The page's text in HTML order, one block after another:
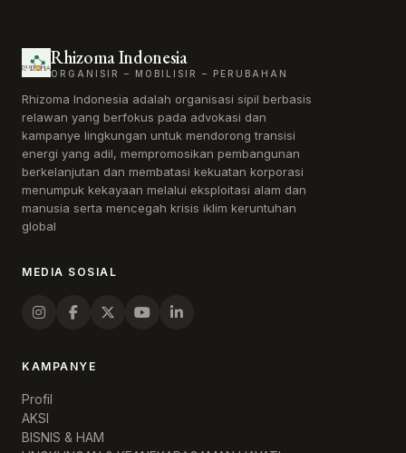
Rhizoma Indonesia
ORGANISIR – MOBILISIR – PERUBAHAN
Rhizoma Indonesia adalah organisasi sipil berbasis
relawan yang berfokus pada advokasi dan
kampanye lingkungan untuk mendorong transisi
energi yang adil, mempromosikan pembangunan
berkelanjutan dan membatasi kekuatan korporasi
menumpuk kekayaan melalui eksploitasi alam dan
manusia serta mencegah krisis iklim keruntuhan
global
MEDIA SOSIAL
KAMPANYE
Profil
AKSI
BISNIS & HAM